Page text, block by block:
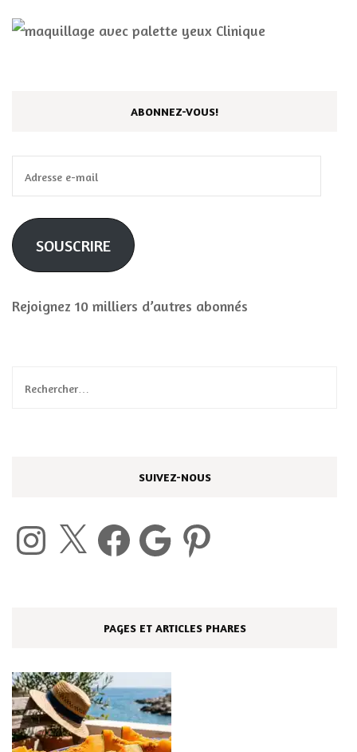
ABONNEZ-VOUS!
e-
mail
SOUSCRIRE
Rejoignez 10 milliers d’autres abonnés
Rechercher :
SUIVEZ-NOUS
Instagram Facebook Google Pinterest
PAGES ET ARTICLES PHARES